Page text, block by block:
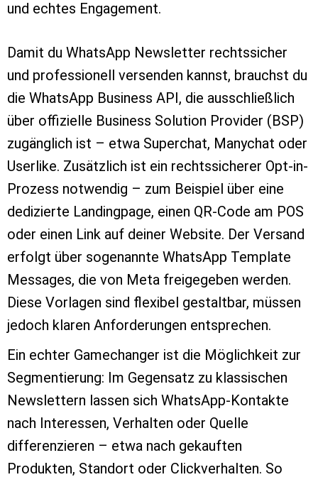
und echtes Engagement.
Damit du WhatsApp Newsletter rechtssicher
und professionell versenden kannst, brauchst du
die WhatsApp Business API, die ausschließlich
über offizielle Business Solution Provider (BSP)
zugänglich ist – etwa Superchat, Manychat oder
Userlike. Zusätzlich ist ein rechtssicherer Opt-in-
Prozess notwendig – zum Beispiel über eine
dedizierte Landingpage, einen QR-Code am POS
oder einen Link auf deiner Website. Der Versand
erfolgt über sogenannte WhatsApp Template
Messages, die von Meta freigegeben werden.
Diese Vorlagen sind flexibel gestaltbar, müssen
jedoch klaren Anforderungen entsprechen.
Ein echter Gamechanger ist die Möglichkeit zur
Segmentierung: Im Gegensatz zu klassischen
Newslettern lassen sich WhatsApp-Kontakte
nach Interessen, Verhalten oder Quelle
differenzieren – etwa nach gekauften
Produkten, Standort oder Clickverhalten. So